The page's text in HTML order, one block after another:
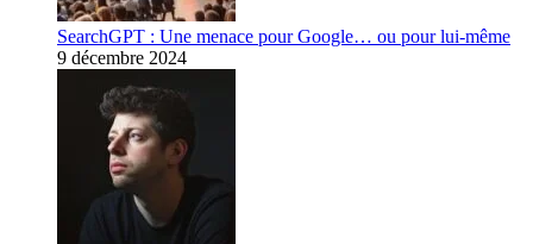
SearchGPT : Une menace pour Google… ou pour lui-même
9 décembre 2024